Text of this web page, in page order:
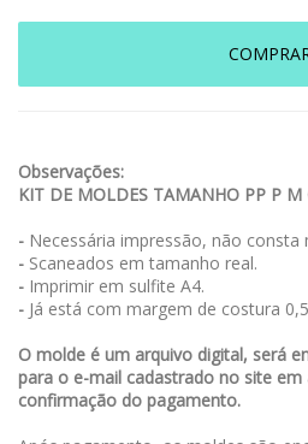
Observações:
KIT DE MOLDES TAMANHO PP P M
- Necessária impressão, não consta
- Scaneados em tamanho real.
- Imprimir em sulfite A4.
- Já está com margem de costura
O molde é um arquivo digital, será
para o e-mail cadastrado no site
confirmação do pagamento.